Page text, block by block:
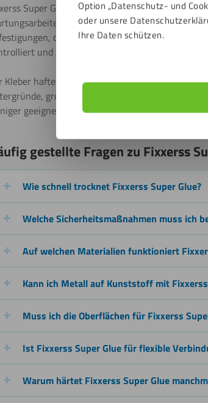
Option „Datenschutz- und
oder unsere
Ihre Daten schützen.
Super Glue kommt gut zur Geltung bei
Du verwendest ihn zum
die fest sitzen müssen. Auch bei
und sauber arbeiten kannst.
Kleber haftet auf vielen glatten Materialien,
große Spalte, dauerhaft nasse
geeignet.
gestellte Fragen zu Fixxerss
Wie schnell trocknet Fixxerss Super Glue?
Welche Sicherheitsmaßnahmen muss ich
Auf welchen Materialien funktioniert
Kann ich Metall auf Kunststoff mit
Muss ich die Oberflächen für Fixxerss
Ist Fixxerss Super Glue für flexible
Warum härtet Fixxerss Super Glue